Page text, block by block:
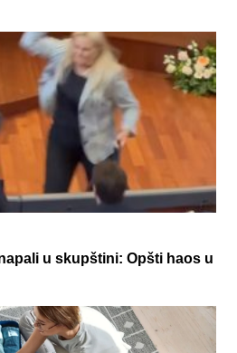
u skupštini: Opšti haos u